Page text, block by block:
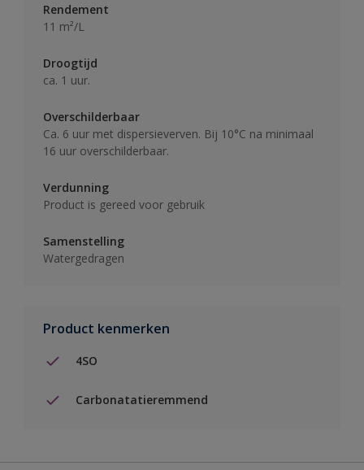
Rendement
11 m²/L
Droogtijd
ca. 1 uur.
Overschilderbaar
Ca. 6 uur met dispersieverven. Bij 10°C na minimaal
16 uur overschilderbaar.
Verdunning
Product is gereed voor gebruik
Samenstelling
Watergedragen
Product kenmerken
4SO
Carbonatatieremmend